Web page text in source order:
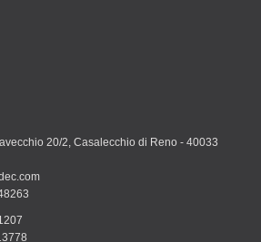
20/2, Casalecchio di Reno - 40033